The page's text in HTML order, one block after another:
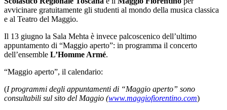
avvicinare gratuitamente gli studenti al mondo della musica classica
e al Teatro del Maggio.
Il 13 giugno la Sala Mehta è invece palcoscenico dell’ultimo
appuntamento di “Maggio aperto”: in programma il concerto
dell’ensemble L’Homme Armé.
“Maggio aperto”, il calendario:
(I programmi degli appuntamenti di “Maggio aperto” sono
consultabili sul sito del Maggio (www.maggiofiorentino.com)